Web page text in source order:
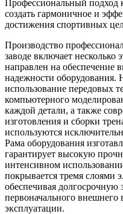
Профессиональный подход
создать гармоничное и
достижения спортивных
Производство
заводе включает
направлен на обеспечение
надежности оборудования.
использование передовых
компьютерного
каждой детали, а также
изготовления и сборки
используются
Рама оборудования
гарантирует высокую
интенсивном
покрывается тремя слоями
обеспечивая долгосрочную
первоначального
эксплуатации.